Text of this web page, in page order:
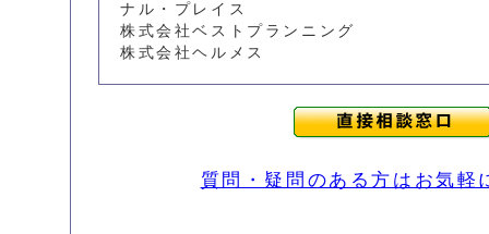
ナル・プレイス
株式会社ベストプランニング
株式会社ヘルメス
質問・疑問のある方はお気軽